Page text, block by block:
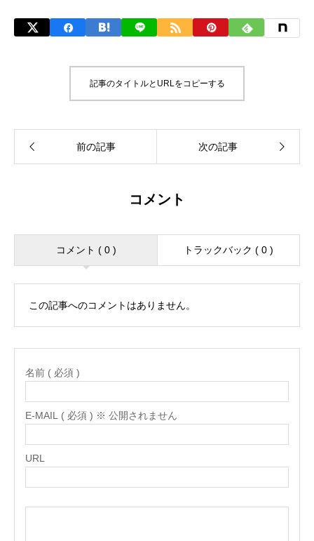
記事のタイトルとURLをコピーする
コメント
コメント ( 0 ) トラックバック ( 0 )
この記事へのコメントはありません。
名前 ( 必須 )
E-MAIL ( 必須 ) ※ 公開されません
URL